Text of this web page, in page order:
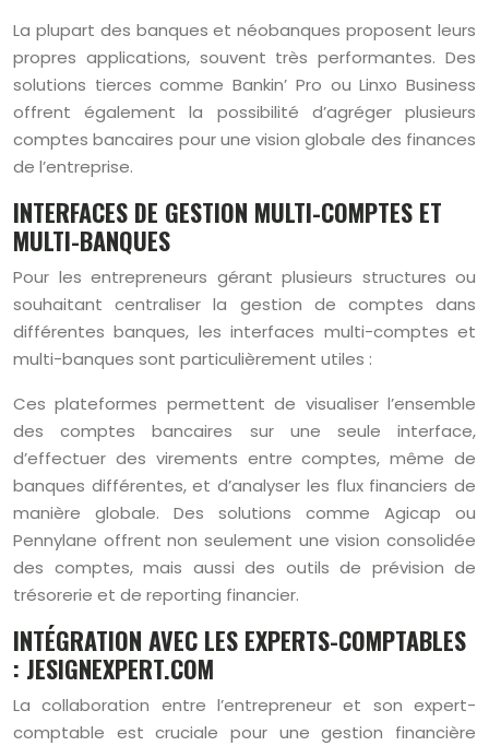
La plupart des banques et néobanques proposent leurs
propres applications, souvent très performantes. Des
solutions tierces comme Bankin’ Pro ou Linxo Business
offrent également la possibilité d’agréger plusieurs
comptes bancaires pour une vision globale des finances
de l’entreprise.
INTERFACES DE GESTION MULTI-COMPTES ET
MULTI-BANQUES
Pour les entrepreneurs gérant plusieurs structures ou
souhaitant centraliser la gestion de comptes dans
différentes banques, les interfaces multi-comptes et
multi-banques sont particulièrement utiles :
Ces plateformes permettent de visualiser l’ensemble
des comptes bancaires sur une seule interface,
d’effectuer des virements entre comptes, même de
banques différentes, et d’analyser les flux financiers de
manière globale. Des solutions comme Agicap ou
Pennylane offrent non seulement une vision consolidée
des comptes, mais aussi des outils de prévision de
trésorerie et de reporting financier.
INTÉGRATION AVEC LES EXPERTS-COMPTABLES
: JESIGNEXPERT.COM
La collaboration entre l’entrepreneur et son expert-
comptable est cruciale pour une gestion financière